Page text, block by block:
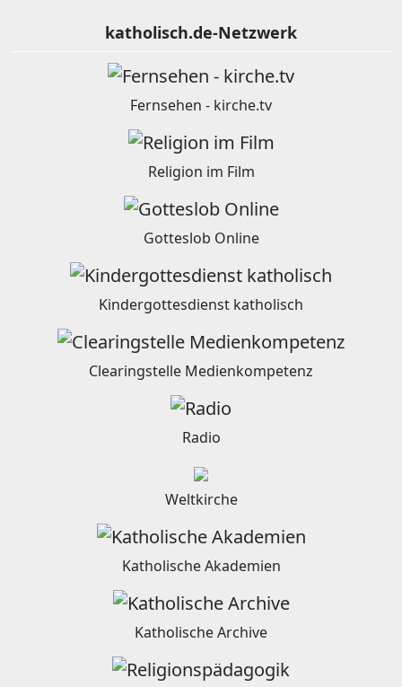
katholisch.de-Netzwerk
Fernsehen - kirche.tv
Religion im Film
Gotteslob Online
Kindergottesdienst katholisch
Clearingstelle Medienkompetenz
Radio
Weltkirche
Katholische Akademien
Katholische Archive